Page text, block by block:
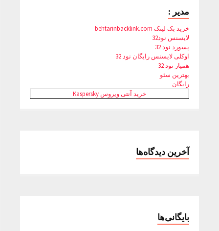
مدیر :
خرید بک لینک behtarinbacklink.com
لایسنس نود32
پسورد نود 32
اوکلی لایسنس رایگان نود 32
همیار نود 32
بهترین سئو
رایگان
خرید آنتی ویروس Kaspersky
آخرین دیدگاه‌ها
بایگانی‌ها